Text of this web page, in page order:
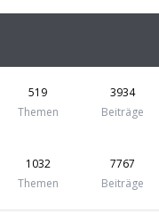
519
Themen
3934
Beiträge
1032
Themen
7767
Beiträge